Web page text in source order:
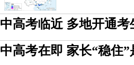
中高考临近 多地开通考
中高考在即 家长“稳住